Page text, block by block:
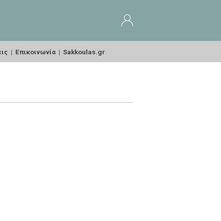
| Επικοινωνία | Sakkoulas.gr